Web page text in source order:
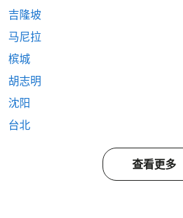
吉隆坡
马尼拉
槟城
胡志明
沈阳
台北
查看更多